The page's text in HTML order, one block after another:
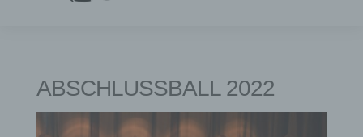
ABSCHLUSSBALL 2022